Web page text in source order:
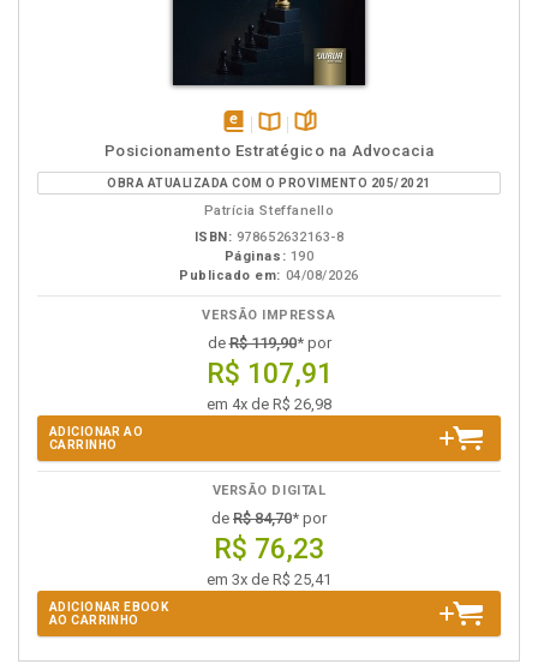
disponível
em
eBook
Disponível
na
B.V.
páginas
Posicionamento Estratégico na Advocacia
OBRA ATUALIZADA COM O PROVIMENTO 205/2021
Patrícia Steffanello
ISBN: 978652632163-8
Páginas: 190
Publicado em: 04/08/2026
VERSÃO IMPRESSA
deR$ 119,90* por
R$ 107,91
em 4x de R$ 26,98
ADICIONAR AO
CARRINHO
VERSÃO DIGITAL
de R$ 84,70* por
R$ 76,23
em 3x de R$ 25,41
ADICIONAR EBOOK
AO CARRINHO